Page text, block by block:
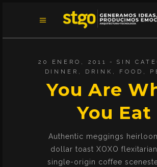
20 ENERO, 2011
SIN
DINNER , DRINK , FOOD ,
You Are
You Eat
Authentic meggings
dollar toast XOXO
single-origin coffee